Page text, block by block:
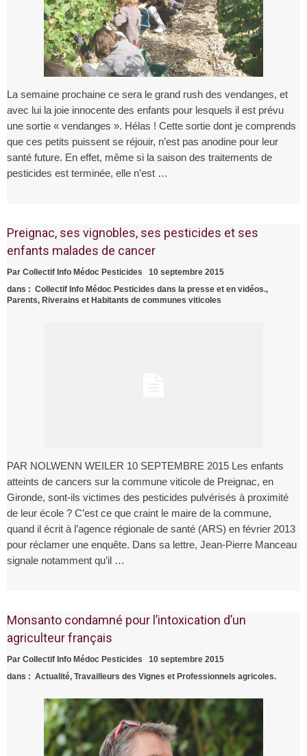
La semaine prochaine ce sera le grand rush des vendanges, et
avec lui la joie innocente des enfants pour lesquels il est prévu
une sortie « vendanges ». Hélas ! Cette sortie dont je comprends
que ces petits puissent se réjouir, n’est pas anodine pour leur
santé future. En effet, même si la saison des traitements de
pesticides est terminée, elle n’est …
Preignac, ses vignobles, ses pesticides et ses
enfants malades de cancer
Par Collectif Info Médoc Pesticides
10 septembre 2015
dans : Collectif Info Médoc Pesticides dans la presse et en vidéos.,
Parents, Riverains et Habitants de communes viticoles
PAR NOLWENN WEILER 10 SEPTEMBRE 2015 Les enfants
atteints de cancers sur la commune viticole de Preignac, en
Gironde, sont-ils victimes des pesticides pulvérisés à proximité
de leur école ? C’est ce que craint le maire de la commune,
quand il écrit à l’agence régionale de santé (ARS) en février 2013
pour réclamer une enquête. Dans sa lettre, Jean-Pierre Manceau
signale notamment qu’il …
Monsanto condamné pour l’intoxication d’un
agriculteur français
Par Collectif Info Médoc Pesticides
10 septembre 2015
dans : Actualité, Travailleurs des Vignes et Professionnels agricoles.